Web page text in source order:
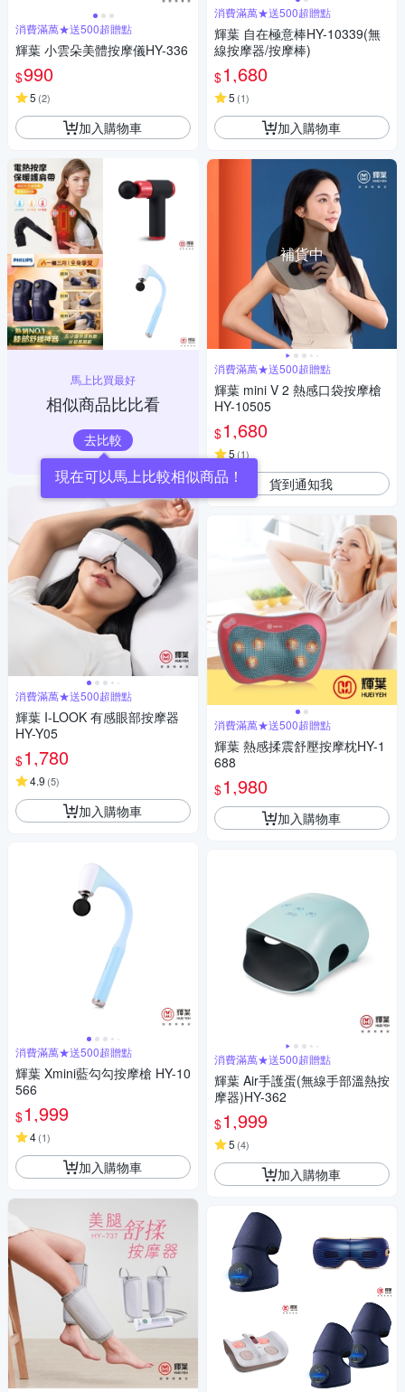
消費滿萬★送500超贈點
輝葉 小雲朵美體按摩儀HY-336
$990
5 (2)
加入購物車
馬上比買最好
相似商品比比看
去比較
現在可以馬上比較相似商品！
消費滿萬★送500超贈點
輝葉 I-LOOK 有感眼部按摩器
HY-Y05
$1,780
4.9 (5)
加入購物車
消費滿萬★送500超贈點
輝葉 Xmini藍勾勾按摩槍 HY-10
566
$1,999
4(1)
加入購物車
消費滿萬★送500超贈點
輝葉 自在極意棒HY-10339(無
線按摩器/按摩棒)
$1,680
5 (1)
加入購物車
補貨中
消費滿萬★送500超贈點
輝葉 mini V 2 熱感口袋按摩槍
HY-10505
$1,680
5(1)
貨到通知我
消費滿萬★送500超贈點
輝葉 熱感揉震舒壓按摩枕HY-1
688
$1,980
加入購物車
消費滿萬★送500超贈點
輝葉 Air手護蛋(無線手部溫熱按
摩器)HY-362
$1,999
5 (4)
加入購物車